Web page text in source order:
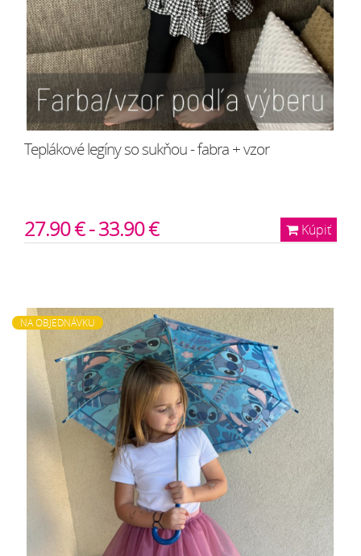
Teplákové legíny so sukňou - fabra + vzor
Kúpiť
27.90 € - 33.90 €
NA OBJEDNÁVKU